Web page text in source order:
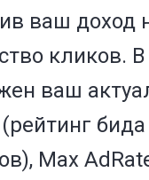
ваш доход
кликов.
ваш
Max